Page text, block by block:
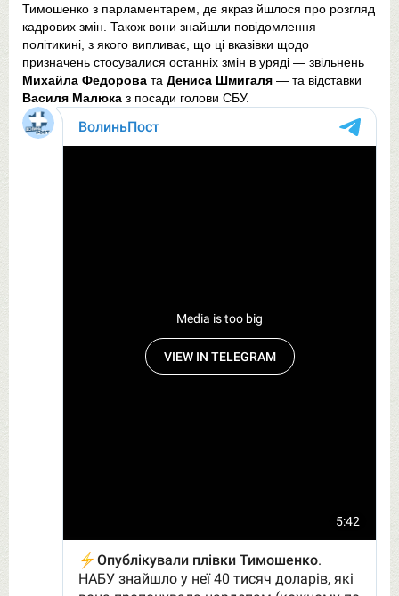
Тимошенко з парламентарем, де якраз йшлося про розгляд
кадрових змін. Також вони знайшли повідомлення
політикині, з якого випливає, що ці вказівки щодо
призначень стосувалися останніх змін в уряді — звільнень
Михайла Федорова та Дениса Шмигаля — та відставки
Василя Малюка з посади голови СБУ.